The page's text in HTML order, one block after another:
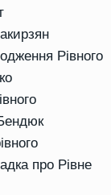
Рівного
про Рівне